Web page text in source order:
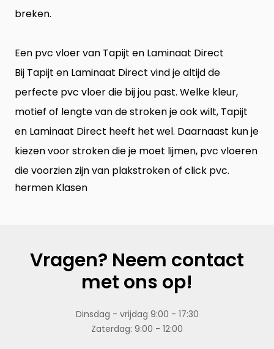
breken.
Een pvc vloer van Tapijt en Laminaat Direct
Bij Tapijt en Laminaat Direct vind je altijd de
perfecte pvc vloer die bij jou past. Welke kleur,
motief of lengte van de stroken je ook wilt, Tapijt
en Laminaat Direct heeft het wel. Daarnaast kun je
kiezen voor stroken die je moet lijmen, pvc vloeren
die voorzien zijn van plakstroken of click pvc.
hermen Klasen
Vragen? Neem contact
met ons op!
Dinsdag - vrijdag 9:00 - 17:30
Zaterdag: 9:00 - 12:00